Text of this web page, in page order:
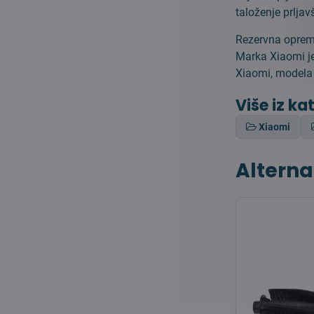
taloženje
Rezervna
Marka Xiaomi
Xiaomi,
Više iz
Xiaomi